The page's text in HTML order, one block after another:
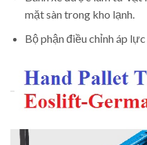
mặt sàn trong kho lạnh.
Bộ phận điều chỉnh áp